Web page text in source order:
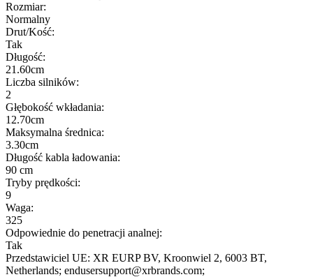
Rozmiar:
Normalny
Drut/Kość:
Tak
Długość:
21.60cm
Liczba silników:
2
Głębokość wkładania:
12.70cm
Maksymalna średnica:
3.30cm
Długość kabla ładowania:
90 cm
Tryby prędkości:
9
Waga:
325
Odpowiednie do penetracji analnej:
Tak
Przedstawiciel UE: XR EURP BV, Kroonwiel 2, 6003 BT,
Netherlands; endusersupport@xrbrands.com;